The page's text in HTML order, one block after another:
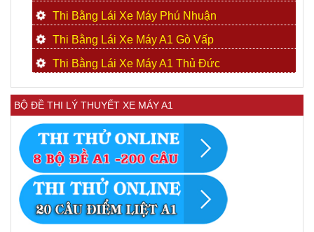
Thi Bằng Lái Xe Máy Phú Nhuận
Thi Bằng Lái Xe Máy A1 Gò Vấp
Thi Bằng Lái Xe Máy A1 Thủ Đức
BỘ ĐỀ THI LÝ THUYẾT XE MÁY A1